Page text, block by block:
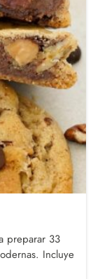
preparar 33
Incluye